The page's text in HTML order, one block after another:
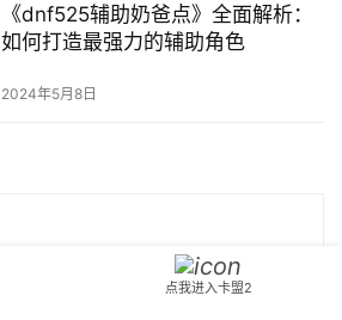
《dnf525辅助奶爸点》全面解析：
如何打造最强力的辅助角色
2024年5月8日
点我进入卡盟2